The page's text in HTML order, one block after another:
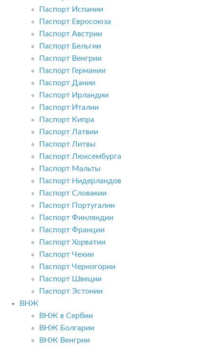
Паспорт Испании
Паспорт Евросоюза
Паспорт Австрии
Паспорт Бельгии
Паспорт Венгрии
Паспорт Германии
Паспорт Дании
Паспорт Ирландии
Паспорт Италии
Паспорт Кипра
Паспорт Латвии
Паспорт Литвы
Паспорт Люксембурга
Паспорт Мальты
Паспорт Нидерландов
Паспорт Словакии
Паспорт Португалии
Паспорт Финляндии
Паспорт Франции
Паспорт Хорватии
Паспорт Чехии
Паспорт Черногории
Паспорт Швеции
Паспорт Эстонии
ВНЖ
ВНЖ в Сербии
ВНЖ Болгарии
ВНЖ Венгрии